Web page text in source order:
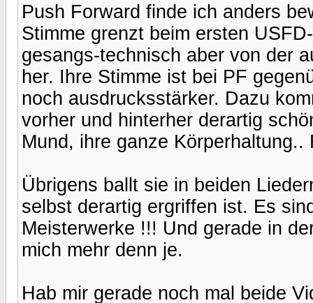
Push Forward finde ich anders
Stimme grenzt beim ersten
gesangs-technisch aber von der
her. Ihre Stimme ist bei PF
noch ausdrucksstärker. Dazu
vorher und hinterher derartig
Mund, ihre ganze Körperhaltung..
Übrigens ballt sie in beiden
selbst derartig ergriffen ist. Es
Meisterwerke !!! Und gerade in
mich mehr denn je.
Hab mir gerade noch mal beide